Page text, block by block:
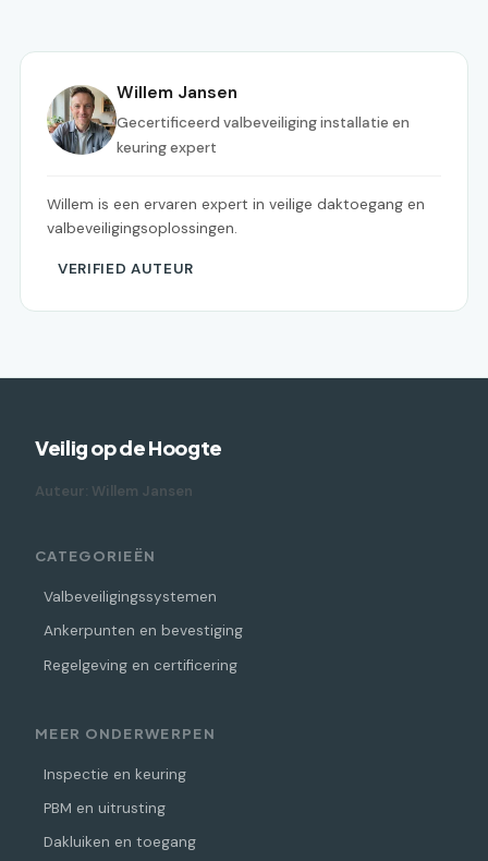
Willem Jansen
Gecertificeerd valbeveiliging installatie en
keuring expert
Willem is een ervaren expert in veilige daktoegang en
valbeveiligingsoplossingen.
VERIFIED AUTEUR
Veilig op de Hoogte
Auteur: Willem Jansen
CATEGORIEËN
Valbeveiligingssystemen
Ankerpunten en bevestiging
Regelgeving en certificering
MEER ONDERWERPEN
Inspectie en keuring
PBM en uitrusting
Dakluiken en toegang